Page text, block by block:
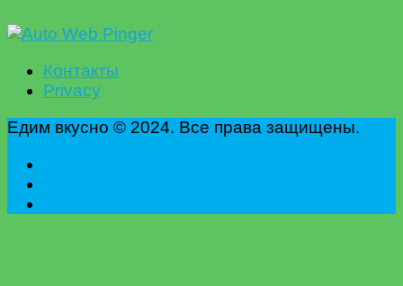
Контакты
Privacy
Едим вкусно © 2024. Все права защищены.